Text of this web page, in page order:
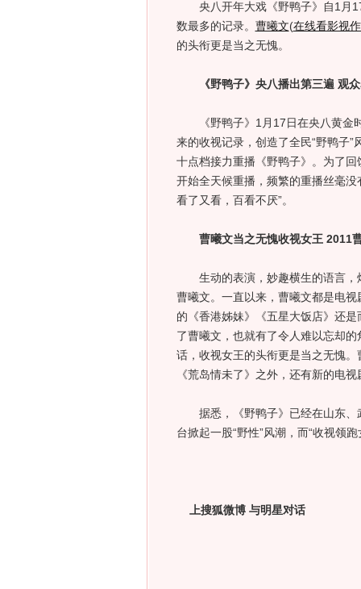
央八开年大戏《野鸭子》自1月17
数最多的记录。 曹曦文(在线看影视
的头衔更是当之无愧。
《野鸭子》央八播出第三遍 观
《野鸭子》1月17日在央八黄金时
来的收视记录，创造了全民“野鸭子
十点档接力重播《野鸭子》。为了
开始全天候重播，频繁的重播丝毫
看了又看，百看不厌”。
曹曦文当之无愧收视女王 2011
生动的表演，妙趣横生的语言，
曹曦文。一直以来，曹曦文都是电
的《香港姊妹》《五星大饭店》还
了曹曦文，也就有了令人难以忘却
话，收视女王的头衔更是当之无愧
《荒岛情未了》之外，还有新的电
据悉，《野鸭子》已经在山东、
台掀起一股“野性”风潮，而“收视领
上搜狐微博 与明星对话